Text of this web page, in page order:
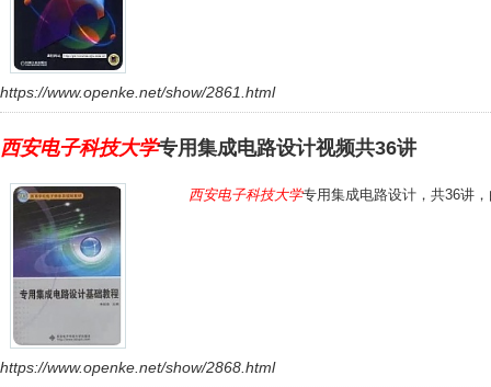
https://www.openke.net/show/2861.html
西安电子科技大学专用集成电路设计视频共36讲
西安电子科技大学专用集成电路设计，共36讲
https://www.openke.net/show/2868.html